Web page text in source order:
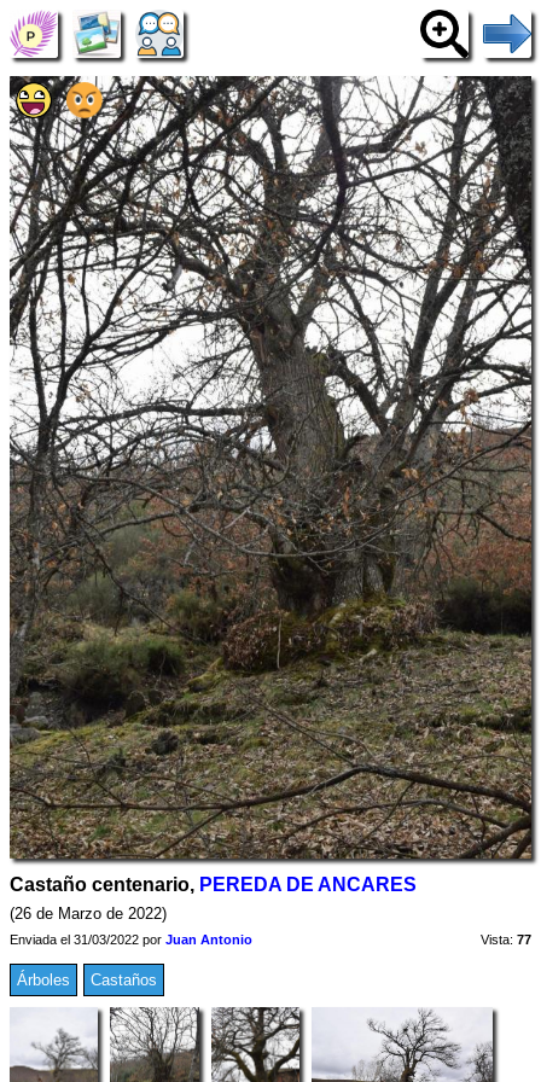
Castaño centenario, PEREDA DE ANCARES
(26 de Marzo de 2022)
Enviada el 31/03/2022 por Juan Antonio Vista: 77
Árboles Castaños